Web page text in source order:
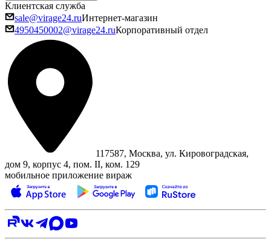
Клиентская служба
sale@virage24.ruИнтернет-магазин
4950450002@virage24.ruКорпоративный отдел
117587, Москва, ул. Кировоградская,
дом 9, корпус 4, пом. II, ком. 129
мобильное приложение вираж